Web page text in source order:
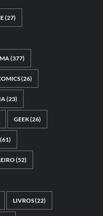
(27)
(377)
(26)
(23)
GEEK(26)
(52)
LIVROS(22)